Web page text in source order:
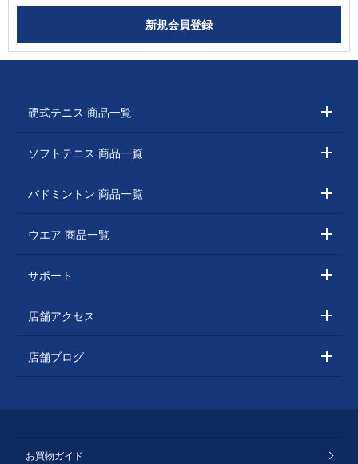
硬式テニス 商品一覧
ソフトテニス 商品一覧
バドミントン 商品一覧
ウエア 商品一覧
サポート
店舗アクセス
店舗ブログ
お買物ガイド